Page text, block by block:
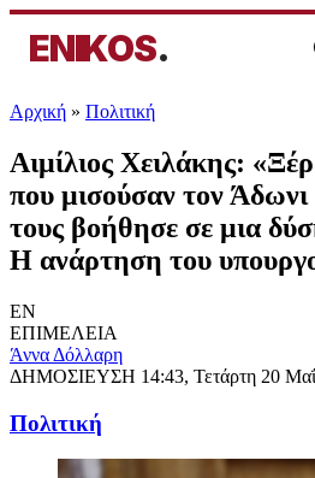
ENIKOS.
Αρχική » Πολιτική
Αιμίλιος Χειλάκης:
που μισούσαν τον
τους βοήθησε σε μια
Η ανάρτηση του
EN
ΕΠΙΜΕΛΕΙΑ
Άννα Δόλλαρη
ΔΗΜΟΣΙΕΥΣΗ 14:43, Τετάρτη 20
Πολιτική